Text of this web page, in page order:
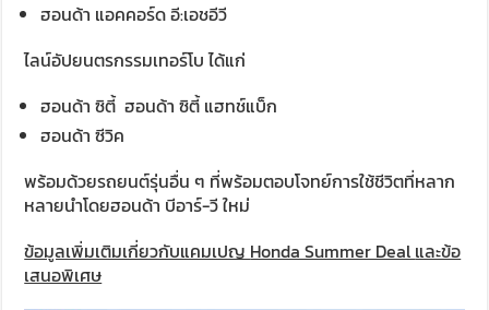
ฮอนด้า แอคคอร์ด อี:เอชอีวี
ไลน์อัปยนตรกรรมเทอร์โบ ได้แก่
ฮอนด้า ซิตี้ ฮอนด้า ซิตี้ แฮทช์แบ็ก
ฮอนด้า ซีวิค
พร้อมด้วยรถยนต์รุ่นอื่น ๆ ที่พร้อมตอบโจทย์การใช้ชีวิตที่หลาก
หลายนำโดยฮอนด้า บีอาร์-วี ใหม่
ข้อมูลเพิ่มเติมเกี่ยวกับแคมเปญ Honda Summer Deal และข้อ
เสนอพิเศษ